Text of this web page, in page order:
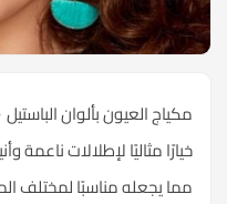
مكياج العيون بألوان
خيارًا مثاليًا لإطلالات ناعمة
مما يجعله مناسبًا لمختلف